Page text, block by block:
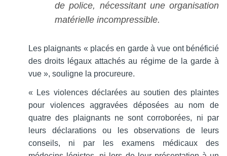
de police, nécessitant une organisation
matérielle incompressible.
Les plaignants « placés en garde à vue ont bénéficié
des droits légaux attachés au régime de la garde à
vue », souligne la procureure.
« Les violences déclarées au soutien des plaintes
pour violences aggravées déposées au nom de
quatre des plaignants ne sont corroborées, ni par
leurs déclarations ou les observations de leurs
conseils, ni par les examens médicaux des